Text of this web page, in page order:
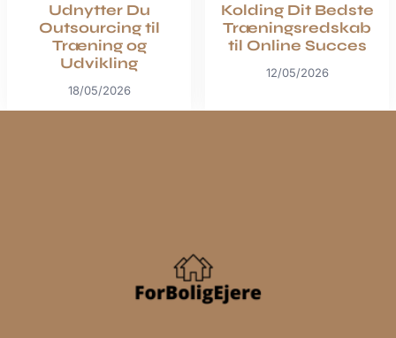
Udnytter Du
Outsourcing til
Træning og
Udvikling
18/05/2026
Kolding Dit Bedste
Træningsredskab
til Online Succes
12/05/2026